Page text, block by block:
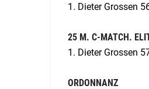
1. Dieter Grossen
25 M. C-MATCH.
1. Dieter Grossen
ORDONNANZ